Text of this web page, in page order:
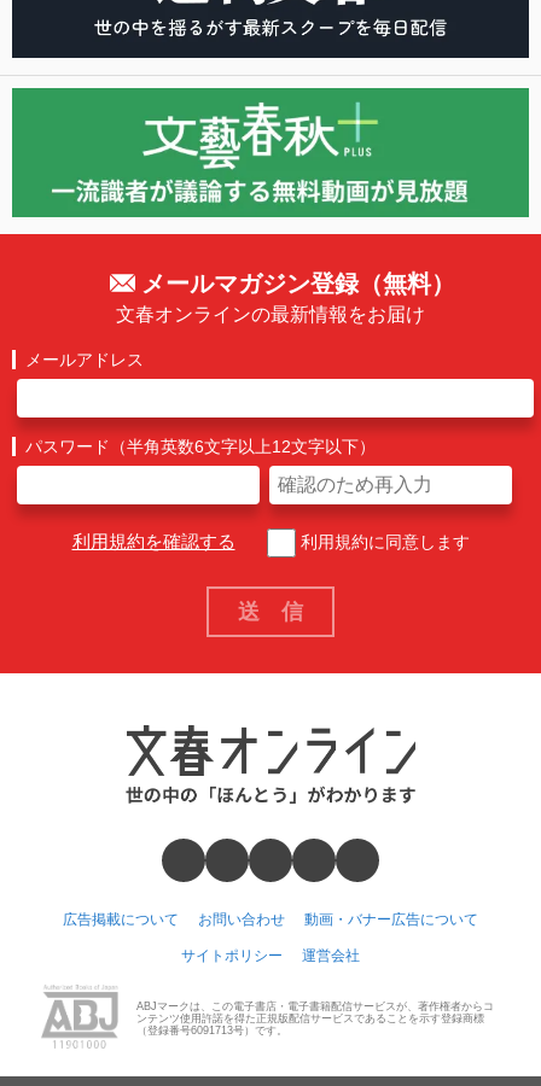
メールマガジン登録（無料）
文春オンラインの最新情報をお届け
メールアドレス
パスワード（半角英数6文字以上12文字以下）
利用規約を確認する 利用規約に同意します
広告掲載について お問い合わせ 動画・バナー広告について
サイトポリシー 運営会社
ABJマークは、この電子書店・電子書籍配信サービスが、著作権者からコ
ンテンツ使用許諾を得た正規版配信サービスであることを示す登録商標
（登録番号6091713号）です。